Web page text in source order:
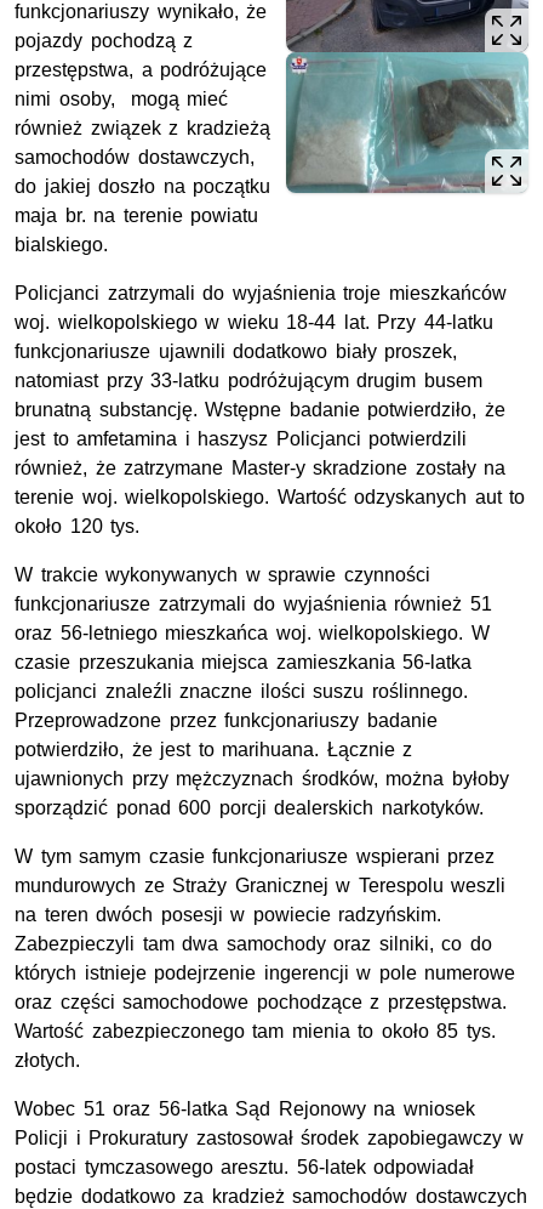
funkcjonariuszy wynikało, że
pojazdy pochodzą z
przestępstwa, a podróżujące
nimi osoby, mogą mieć
również związek z kradzieżą
samochodów dostawczych,
do jakiej doszło na początku
maja br. na terenie powiatu
bialskiego.
Policjanci zatrzymali do wyjaśnienia troje mieszkańców
woj. wielkopolskiego w wieku 18-44 lat. Przy 44-latku
funkcjonariusze ujawnili dodatkowo biały proszek,
natomiast przy 33-latku podróżującym drugim busem
brunatną substancję. Wstępne badanie potwierdziło, że
jest to amfetamina i haszysz Policjanci potwierdzili
również, że zatrzymane Master-y skradzione zostały na
terenie woj. wielkopolskiego. Wartość odzyskanych aut to
około 120 tys.
W trakcie wykonywanych w sprawie czynności
funkcjonariusze zatrzymali do wyjaśnienia również 51
oraz 56-letniego mieszkańca woj. wielkopolskiego. W
czasie przeszukania miejsca zamieszkania 56-latka
policjanci znaleźli znaczne ilości suszu roślinnego.
Przeprowadzone przez funkcjonariuszy badanie
potwierdziło, że jest to marihuana. Łącznie z
ujawnionych przy mężczyznach środków, można byłoby
sporządzić ponad 600 porcji dealerskich narkotyków.
W tym samym czasie funkcjonariusze wspierani przez
mundurowych ze Straży Granicznej w Terespolu weszli
na teren dwóch posesji w powiecie radzyńskim.
Zabezpieczyli tam dwa samochody oraz silniki, co do
których istnieje podejrzenie ingerencji w pole numerowe
oraz części samochodowe pochodzące z przestępstwa.
Wartość zabezpieczonego tam mienia to około 85 tys.
złotych.
Wobec 51 oraz 56-latka Sąd Rejonowy na wniosek
Policji i Prokuratury zastosował środek zapobiegawczy w
postaci tymczasowego aresztu. 56-latek odpowiadał
będzie dodatkowo za kradzież samochodów dostawczych